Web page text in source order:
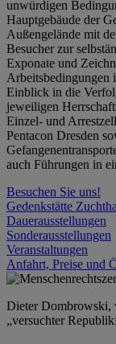
unwürdigen
Hauptgebäude der
Außengelände mit
Besucher zur
Exponate und
Arbeitsbedingungen
Einblick in die
jeweiligen
Einzel- und
Pentacon Dresden
auch Führungen in
Besuchen Sie uns!
Gedenkstätte
Dauerausstellungen
Sonderausstellungen
Veranstaltungen
Anfahrt, Preise und
Dieter Dombrowski,
„versuchter